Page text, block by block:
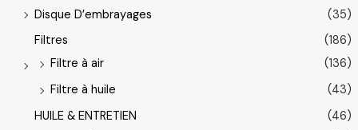
Disque D’embrayages
(35)
Filtres
(186)
Filtre à air
(136)
Filtre à huile
(43)
HUILE & ENTRETIEN
(46)